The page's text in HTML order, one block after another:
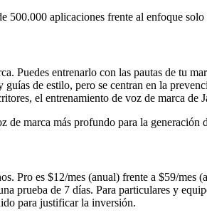
500.000 aplicaciones frente al enfoque solo
Puedes entrenarlo con las pautas de tu
de estilo, pero se centran en la
el entrenamiento de voz de marca de
de marca más profundo para la generación
Pro es $12/mes (anual) frente a $59/
prueba de 7 días. Para particulares y
para justificar la inversión.